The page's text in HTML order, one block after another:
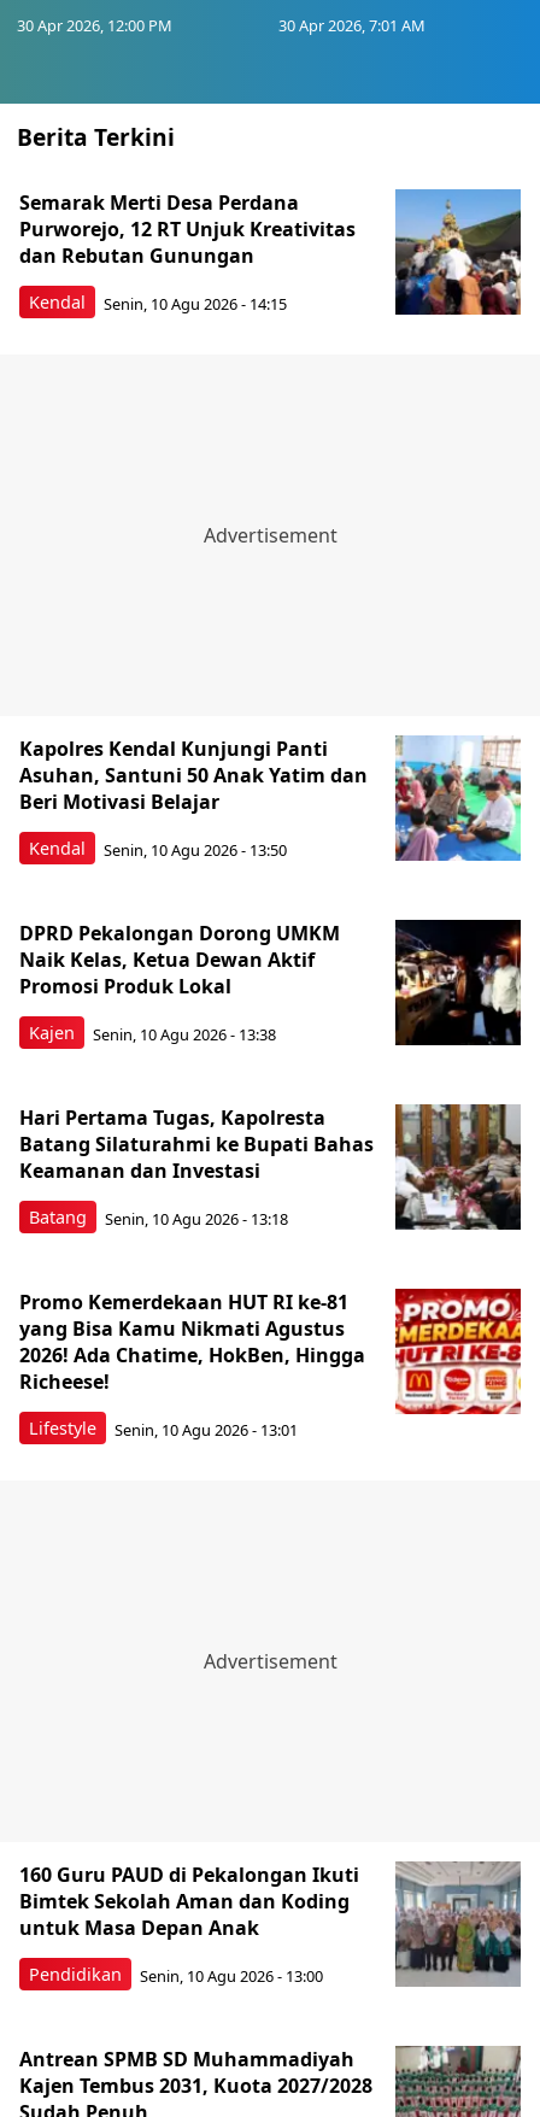
30 Apr 2026, 12:00 PM 30 Apr 2026, 7:01 AM
Berita Terkini
Kendal
Semarak Merti Desa Perdana
Purworejo, 12 RT Unjuk Kreativitas
dan Rebutan Gunungan
Senin, 10 Agu 2026 - 14:15
Kendal
Kapolres Kendal Kunjungi Panti
Asuhan, Santuni 50 Anak Yatim dan
Beri Motivasi Belajar
Senin, 10 Agu 2026 - 13:50
Kajen
DPRD Pekalongan Dorong UMKM
Naik Kelas, Ketua Dewan Aktif
Promosi Produk Lokal
Senin, 10 Agu 2026 - 13:38
Batang
Hari Pertama Tugas, Kapolresta
Batang Silaturahmi ke Bupati Bahas
Keamanan dan Investasi
Senin, 10 Agu 2026 - 13:18
Lifestyle
Promo Kemerdekaan HUT RI ke-81
yang Bisa Kamu Nikmati Agustus
2026! Ada Chatime, HokBen, Hingga
Richeese!
Senin, 10 Agu 2026 - 13:01
Pendidikan
160 Guru PAUD di Pekalongan Ikuti
Bimtek Sekolah Aman dan Koding
untuk Masa Depan Anak
Senin, 10 Agu 2026 - 13:00
Antrean SPMB SD Muhammadiyah
Kajen Tembus 2031, Kuota 2027/2028